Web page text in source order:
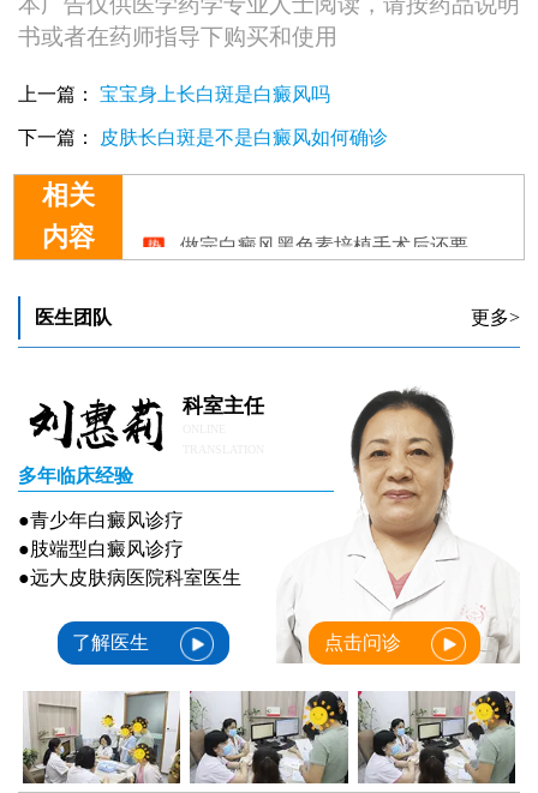
书或者在药师指导下购买和使用
上一篇： 宝宝身上长白斑是白癜风吗
下一篇： 皮肤长白斑是不是白癜风如何确诊
相关
内容
做完白癜风种植后会掉皮吗
医生团队 更多>
科室主任
多年临床经验
●青少年白癜风诊疗
●肢端型白癜风诊疗
●远大皮肤病医院科室医生
了解医生 点击问诊